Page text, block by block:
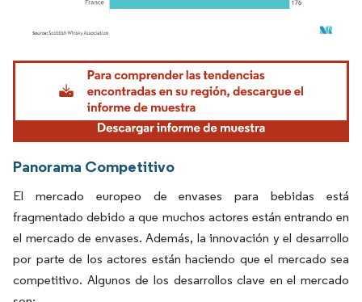
Imagen © Mordor Intelligence. El uso requiere atribución según CC BY 4.0.
Panorama Competitivo
El mercado europeo de envases para bebidas está
fragmentado debido a que muchos actores están entrando en
el mercado de envases. Además, la innovación y el desarrollo
por parte de los actores están haciendo que el mercado sea
competitivo. Algunos de los desarrollos clave en el mercado